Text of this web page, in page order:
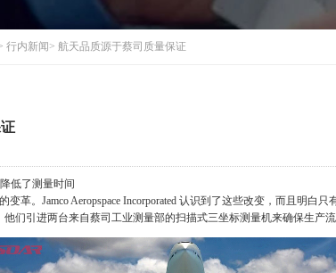
行内新闻> 航天品质源于蔡司质量保证
降低了测量时间
变革。Jamco Aeropspace Incorporated 认识到了这些改变，而且明白
们引进两台来自蔡司工业测量部的扫描式三坐标测量机来确保生产流